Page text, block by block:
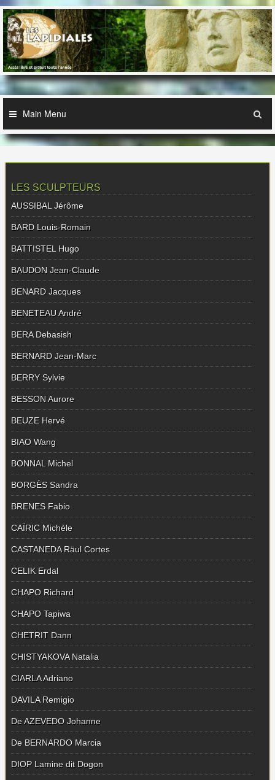
Skip
to
content
Main Menu
LES SCULPTEURS
AUSSIBAL Jérôme
BARD Louis-Romain
BATTISTEL Hugo
BAUDON Jean-Claude
BENARD Jacques
BENETEAU André
BERA Debasish
BERNARD Jean-Marc
BERRY Sylvie
BESSON Aurore
BEUZE Hervé
BIAO Wang
BONNAL Michel
BORGÈS Sandra
BRENES Fabio
CAÏRIC Michèle
CASTANEDA Räul Cortes
CELIK Erdal
CHAPO Richard
CHAPO Tapiwa
CHETRIT Dann
CHISTYAKOVA Natalia
CIARLA Adriano
DAVILA Remigio
De AZEVEDO Johanne
De BERNARDO Marcia
DIOP Lamine dit Dogon